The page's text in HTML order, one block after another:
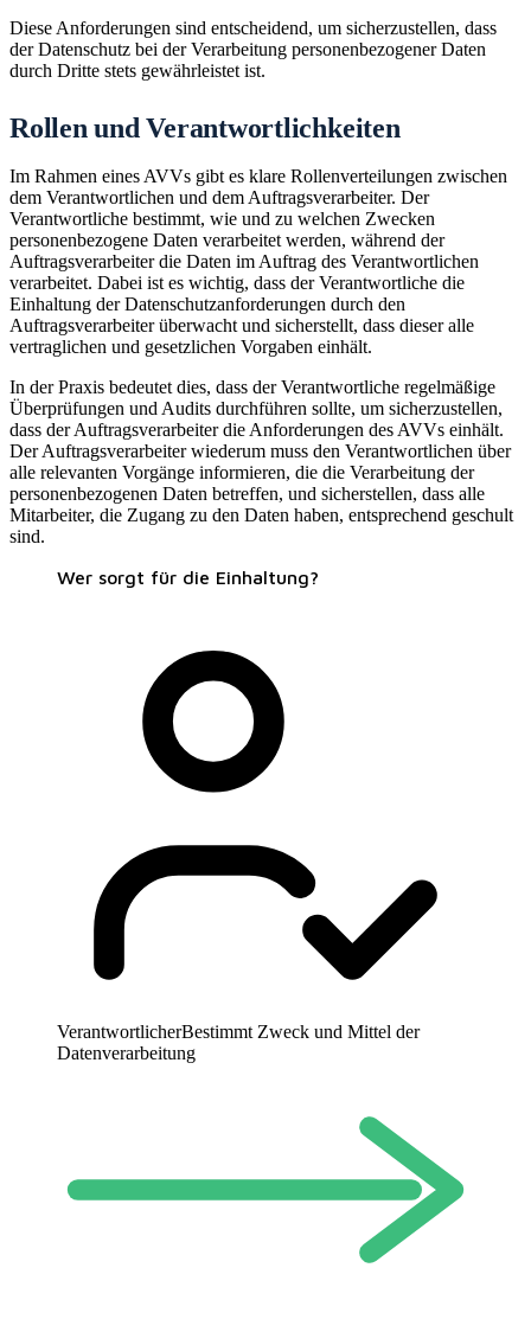
Diese Anforderungen sind entscheidend, um sicherzustellen, dass
der Datenschutz bei der Verarbeitung personenbezogener Daten
durch Dritte stets gewährleistet ist.
Rollen und Verantwortlichkeiten
Im Rahmen eines AVVs gibt es klare Rollenverteilungen zwischen
dem Verantwortlichen und dem Auftragsverarbeiter. Der
Verantwortliche bestimmt, wie und zu welchen Zwecken
personenbezogene Daten verarbeitet werden, während der
Auftragsverarbeiter die Daten im Auftrag des Verantwortlichen
verarbeitet. Dabei ist es wichtig, dass der Verantwortliche die
Einhaltung der Datenschutzanforderungen durch den
Auftragsverarbeiter überwacht und sicherstellt, dass dieser alle
vertraglichen und gesetzlichen Vorgaben einhält.
In der Praxis bedeutet dies, dass der Verantwortliche regelmäßige
Überprüfungen und Audits durchführen sollte, um sicherzustellen,
dass der Auftragsverarbeiter die Anforderungen des AVVs einhält.
Der Auftragsverarbeiter wiederum muss den Verantwortlichen über
alle relevanten Vorgänge informieren, die die Verarbeitung der
personenbezogenen Daten betreffen, und sicherstellen, dass alle
Mitarbeiter, die Zugang zu den Daten haben, entsprechend geschult
sind.
Wer sorgt für die Einhaltung?
VerantwortlicherBestimmt Zweck und Mittel der
Datenverarbeitung